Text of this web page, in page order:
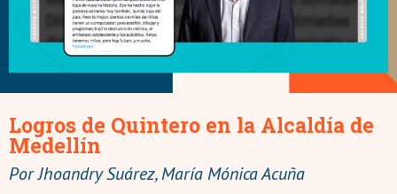
Logros de Quintero en la Alcaldía de
Medellín
PorJhoandry Suárez, María Mónica Acuña